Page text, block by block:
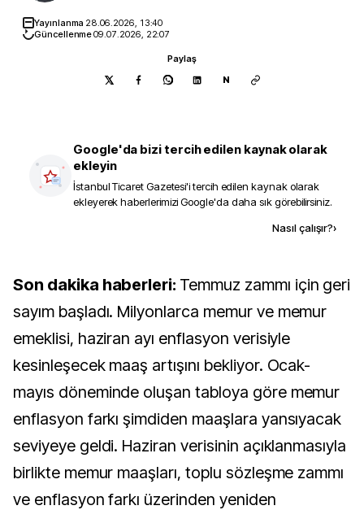
Yayınlanma 28.06.2026, 13:40
Güncellenme09.07.2026, 22:07
Paylaş
N
Google'da bizi tercih edilen kaynak olarak
ekleyin
İstanbul Ticaret Gazetesi'i tercih edilen kaynak olarak
ekleyerek haberlerimizi Google'da daha sık görebilirsiniz.
Nasıl çalışır?›
Son dakika haberleri: Temmuz zammı için geri
sayım başladı. Milyonlarca memur ve memur
emeklisi, haziran ayı enflasyon verisiyle
kesinleşecek maaş artışını bekliyor. Ocak-
mayıs döneminde oluşan tabloya göre memur
enflasyon farkı şimdiden maaşlara yansıyacak
seviyeye geldi. Haziran verisinin açıklanmasıyla
birlikte memur maaşları, toplu sözleşme zammı
ve enflasyon farkı üzerinden yeniden